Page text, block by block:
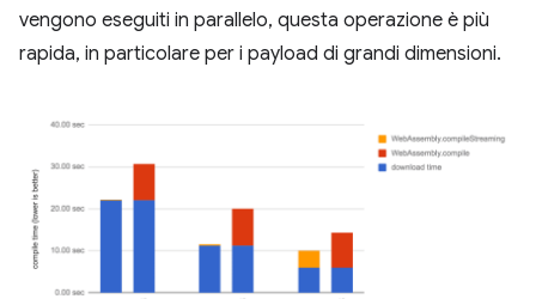
vengono eseguiti in parallelo, questa operazione è più
rapida, in particolare per i payload di grandi dimensioni.